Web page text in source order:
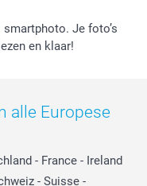
Je foto’s
en klaar!
alle Europese
- France - Ireland
- Suisse -